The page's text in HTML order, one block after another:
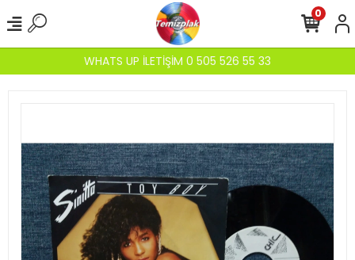
WHATS UP İLETİŞİM 0 505 526 55 33
0